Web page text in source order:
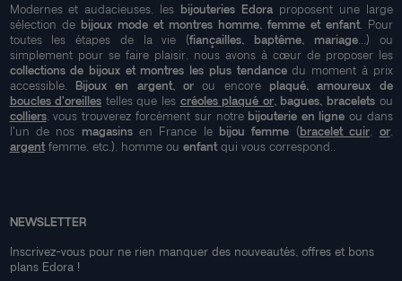
Modernes et audacieuses, les bijouteries Edoraproposent une large
sélection de bijoux mode et montres homme, femme et enfant. Pour
toutes les étapes de la vie (fiançailles, baptême, mariage...) ou
simplement pour se faire plaisir, nous avons à cœur de proposer les
collections de bijoux et montres les plus tendancedu moment à prix
accessible. Bijoux en argent, orou encore plaqué, amoureux de
boucles d'oreilles telles que les créoles plaqué or, bagues, braceletsou
colliers, vous trouverez forcément sur notre bijouterie en ligne ou dans
l'un de nos magasinsen France le bijou femme (bracelet cuir or,
argentfemme, etc.), homme ou enfantqui vous correspond..
NEWSLETTER
Inscrivez-vous pour ne rien manquer des nouveautés, offres et bons
plans Edora !